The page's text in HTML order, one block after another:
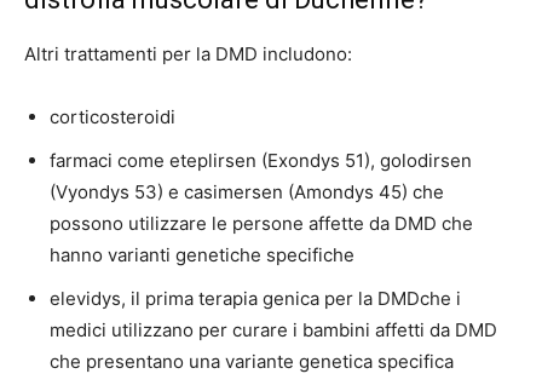
Altri trattamenti per la DMD includono:
corticosteroidi
farmaci come eteplirsen (Exondys 51), golodirsen
(Vyondys 53) e casimersen (Amondys 45) che
possono utilizzare le persone affette da DMD che
hanno varianti genetiche specifiche
elevidys, il prima terapia genica per la DMDche i
medici utilizzano per curare i bambini affetti da DMD
che presentano una variante genetica specifica